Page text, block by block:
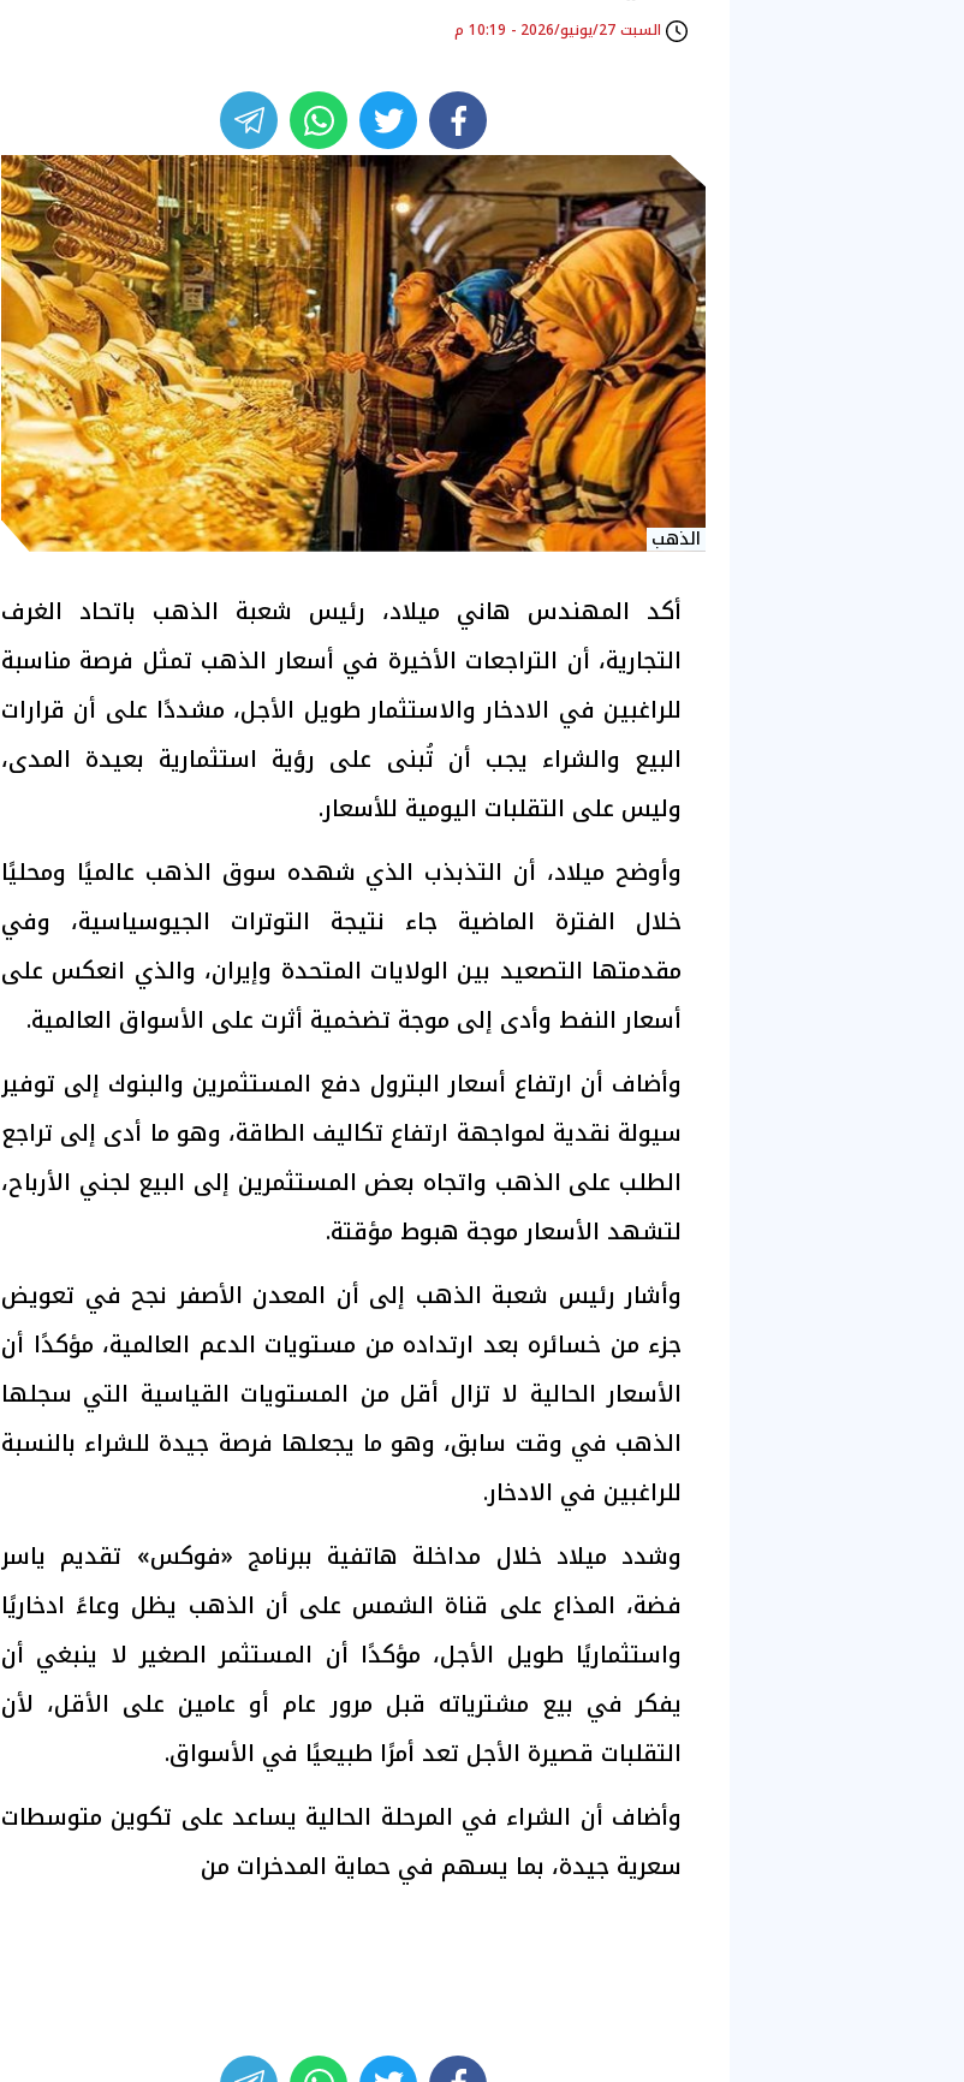
السبت 27/يونيو/2026 - 10:19 م
الذهب
أكد المهندس هاني ميلاد، رئيس شعبة الذهب باتحاد الغرف
التجارية، أن التراجعات الأخيرة في أسعار الذهب تمثل فرصة مناسبة
للراغبين في الادخار والاستثمار طويل الأجل، مشددًا على أن قرارات
البيع والشراء يجب أن تُبنى على رؤية استثمارية بعيدة المدى،
وليس على التقلبات اليومية للأسعار.
وأوضح ميلاد، أن التذبذب الذي شهده سوق الذهب عالميًا ومحليًا
خلال الفترة الماضية جاء نتيجة التوترات الجيوسياسية، وفي
مقدمتها التصعيد بين الولايات المتحدة وإيران، والذي انعكس على
أسعار النفط وأدى إلى موجة تضخمية أثرت على الأسواق العالمية.
وأضاف أن ارتفاع أسعار البترول دفع المستثمرين والبنوك إلى توفير
سيولة نقدية لمواجهة ارتفاع تكاليف الطاقة، وهو ما أدى إلى تراجع
الطلب على الذهب واتجاه بعض المستثمرين إلى البيع لجني الأرباح،
لتشهد الأسعار موجة هبوط مؤقتة.
وأشار رئيس شعبة الذهب إلى أن المعدن الأصفر نجح في تعويض
جزء من خسائره بعد ارتداده من مستويات الدعم العالمية، مؤكدًا أن
الأسعار الحالية لا تزال أقل من المستويات القياسية التي سجلها
الذهب في وقت سابق، وهو ما يجعلها فرصة جيدة للشراء بالنسبة
للراغبين في الادخار.
وشدد ميلاد خلال مداخلة هاتفية ببرنامج «فوكس» تقديم ياسر
فضة، المذاع على قناة الشمس على أن الذهب يظل وعاءً ادخاريًا
واستثماريًا طويل الأجل، مؤكدًا أن المستثمر الصغير لا ينبغي أن
يفكر في بيع مشترياته قبل مرور عام أو عامين على الأقل، لأن
التقلبات قصيرة الأجل تعد أمرًا طبيعيًا في الأسواق.
وأضاف أن الشراء في المرحلة الحالية يساعد على تكوين متوسطات
سعرية جيدة، بما يسهم في حماية المدخرات من